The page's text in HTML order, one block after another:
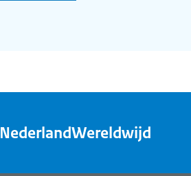
NederlandWereldwijd